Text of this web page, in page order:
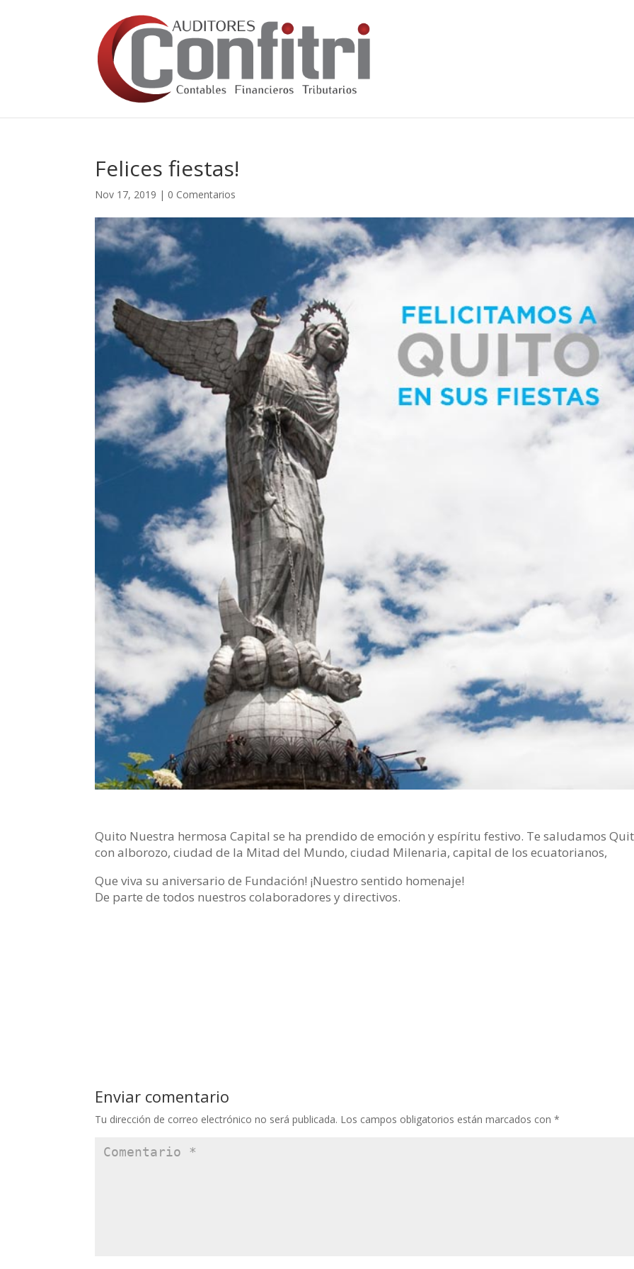
Felices fiestas!
Nov 17, 2019 | 0 Comentarios
Quito Nuestra hermosa Capital se ha prendido de emoción y espíritu festivo. Te saludamos
con alborozo, ciudad de la Mitad del Mundo, ciudad Milenaria, capital de los ecuatorianos,
Que viva su aniversario de Fundación! ¡Nuestro sentido homenaje!
De parte de todos nuestros colaboradores y directivos.
Enviar comentario
Tu dirección de correo electrónico no será publicada. Los campos obligatorios están marcados con*